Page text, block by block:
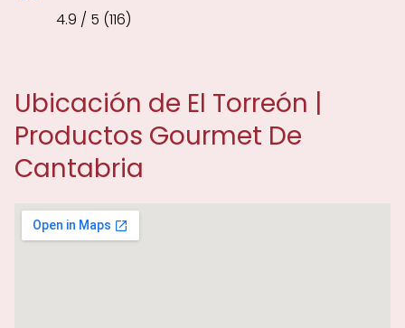
4.9 / 5 (116)
Ubicación de El Torreón |
Productos Gourmet De
Cantabria